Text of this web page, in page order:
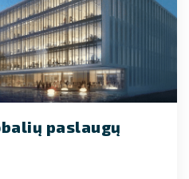
paslaugų